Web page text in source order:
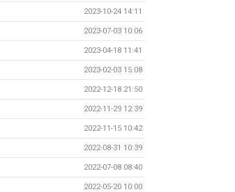
2023-10-24 14:11
2023-07-03 10:06
2023-04-18 11:41
2023-02-03 15:08
2022-12-18 21:50
2022-11-29 12:39
2022-11-15 10:42
2022-08-31 10:39
2022-07-08 08:40
2022-05-20 10:00